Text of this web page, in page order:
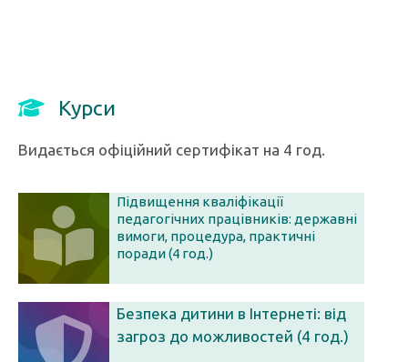
Курси
Видається офіційний сертифікат на 4 год.
Підвищення кваліфікації
педагогічних працівників: державні
вимоги, процедура, практичні
поради (4 год.)
Безпека дитини в Інтернеті: від
загроз до можливостей (4 год.)